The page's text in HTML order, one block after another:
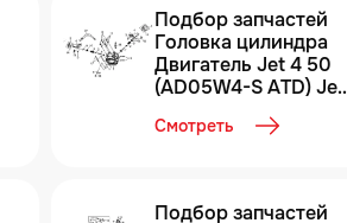
Подбор запчастей
Головка цилиндра
Двигатель Jet 4 50
(AD05W4-S ATD) Jet
Смотреть
Подбор запчастей